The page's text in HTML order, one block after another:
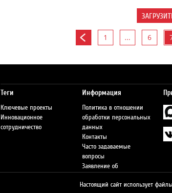
1 ... 6
Теги
Ключевые проекты
Инновационное
сотрудничество
Информация
Политика в отношении
обработки персональных
данных
Контакты
Часто задаваемые
вопросы
Заявление об
Сеть АЗС
Настоящий сайт использует